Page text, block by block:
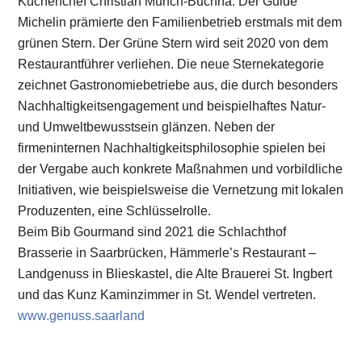
Michelin prämierte den Familienbetrieb erstmals mit dem
grünen Stern. Der Grüne Stern wird seit 2020 von dem
Restaurantführer verliehen. Die neue Sternekategorie
zeichnet Gastronomiebetriebe aus, die durch besonders
Nachhaltigkeitsengagement und beispielhaftes Natur-
und Umweltbewusstsein glänzen. Neben der
firmeninternen Nachhaltigkeitsphilosophie spielen bei
der Vergabe auch konkrete Maßnahmen und vorbildliche
Initiativen, wie beispielsweise die Vernetzung mit lokalen
Produzenten, eine Schlüsselrolle.
Beim Bib Gourmand sind 2021 die Schlachthof
Brasserie in Saarbrücken, Hämmerle’s Restaurant –
Landgenuss in Blieskastel, die Alte Brauerei St. Ingbert
und das Kunz Kaminzimmer in St. Wendel vertreten.
www.genuss.saarland